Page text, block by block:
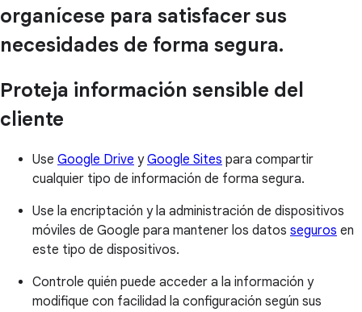
organícese para satisfacer sus
necesidades de forma segura.
Proteja información sensible del
cliente
Use Google Drive yGoogle Sites para compartir
cualquier tipo de información de forma segura.
Use la encriptación y la administración de dispositivos
móviles de Google para mantener los datos seguros en
este tipo de dispositivos.
Controle quién puede acceder a la información y
modifique con facilidad la configuración según sus